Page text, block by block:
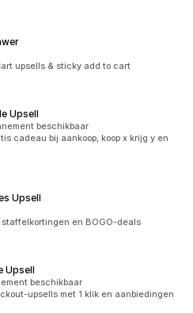
upsells & sticky add to cart
Upsell
beschikbaar
cadeau bij aankoop, koop x krijg y en
Upsell
staffelkortingen en BOGO-deals
Upsell
beschikbaar
upsells met 1 klik en aanbiedingen